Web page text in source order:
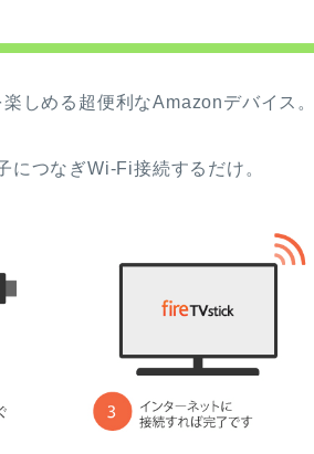
しめる超便利なAmazonデバイス。
つなぎWi-Fi接続するだけ。